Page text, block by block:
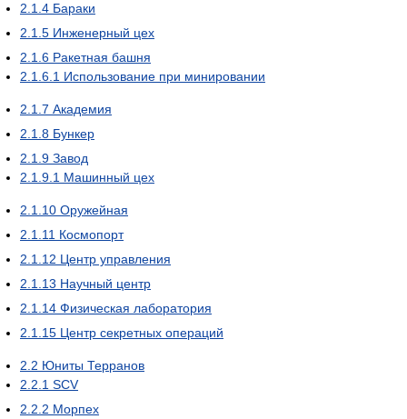
2.1.4 Бараки
2.1.5 Инженерный цех
2.1.6 Ракетная башня
2.1.6.1 Использование при минировании
2.1.7 Академия
2.1.8 Бункер
2.1.9 Завод
2.1.9.1 Машинный цех
2.1.10 Оружейная
2.1.11 Космопорт
2.1.12 Центр управления
2.1.13 Научный центр
2.1.14 Физическая лаборатория
2.1.15 Центр секретных операций
2.2 Юниты Терранов
2.2.1 SCV
2.2.2 Морпех